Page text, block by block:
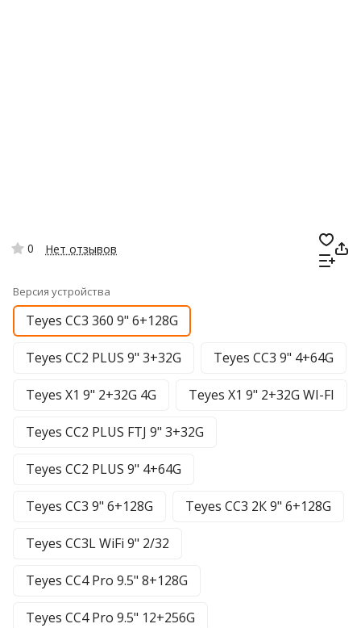
0 Нет отзывов
Версия устройства
Teyes CC3 360 9" 6+128G
Teyes CC2 PLUS 9" 3+32G Teyes CC3 9" 4+64G
Teyes X1 9" 2+32G 4G Teyes X1 9" 2+32G WI-FI
Teyes CC2 PLUS FTJ 9" 3+32G
Teyes CC2 PLUS 9" 4+64G
Teyes CC3 9" 6+128G Teyes CC3 2К 9" 6+128G
Teyes CC3L WiFi 9" 2/32
Teyes CC4 Pro 9.5" 8+128G
Teyes CC4 Pro 9.5" 12+256G